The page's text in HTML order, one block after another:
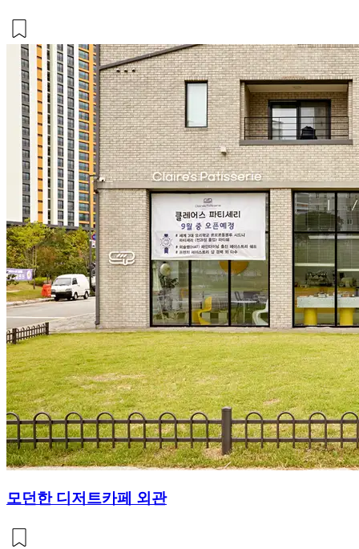
모던한 디저트카페 외관